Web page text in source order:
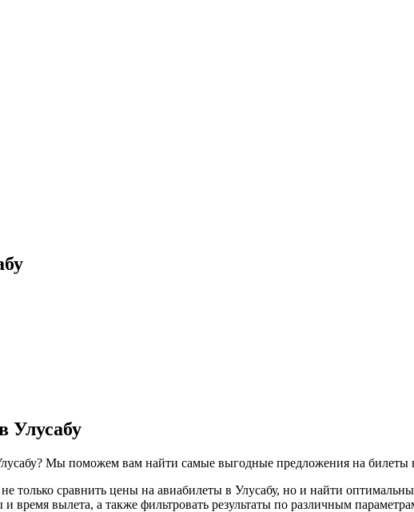
Улусабу
Мы поможем вам найти самые выгодные предложения на билеты
сравнить цены на авиабилеты в Улусабу, но и найти
время вылета, а также фильтровать результаты по различным